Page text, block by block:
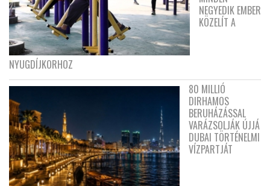
NEGYEDIK EMBER
KÖZELÍT A
NYUGDÍJKORHOZ
80 MILLIÓ
DIRHAMOS
BERUHÁZÁSSAL
VARÁZSOLJÁK ÚJJÁ
DUBAI TÖRTÉNELMI
VÍZPARTJÁT